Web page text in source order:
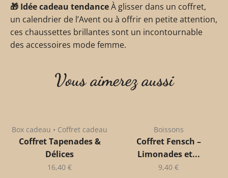
🎁 Idée cadeau tendanceÀ glisser dans un coffret,
un calendrier de l’Avent ou à offrir en petite attention,
ces chaussettes brillantes sont un incontournable
des accessoires mode femme.
Vous aimerez aussi
Box cadeau • Coffret cadeau
Coffret Tapenades &
Délices
16,40 €
Boissons
Coffret Fensch –
Limonades et...
9,40 €